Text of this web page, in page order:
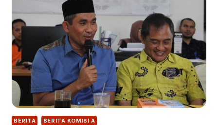
BERITA BERITA KOMISI A